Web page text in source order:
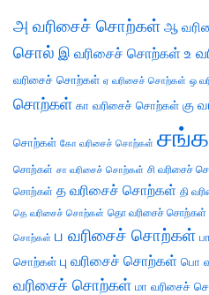
அ வரிசைச் சொற்கள் ஆ
சொல் இ வரிசைச் சொற்கள் உ
வரிசைச் சொற்கள் ஏ வரிசைச் சொற்கள் ஒ
சொற்கள் கா வரிசைச் சொற்கள் கு
சொற்கள் கோ வரிசைச் சொற்கள்
சொற்கள் சா வரிசைச் சொற்கள் சி வரிசைச்
சொற்கள் த வரிசைச் சொற்கள் தி
தெ வரிசைச் சொற்கள் தொ வரிசைச் சொற்கள்
சொற்கள் ப வரிசைச் சொற்கள்
சொற்கள் பு வரிசைச் சொற்கள் பொ
வரிசைச் சொற்கள் மா வரிசைச்